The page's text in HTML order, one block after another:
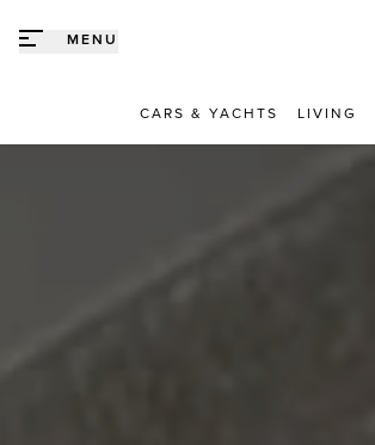
MENU
CARS & YACHTS LIVING